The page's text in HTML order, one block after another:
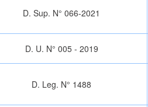
D. Sup. N° 066-2021
D. U. N° 005 - 2019
D. Leg. N° 1488